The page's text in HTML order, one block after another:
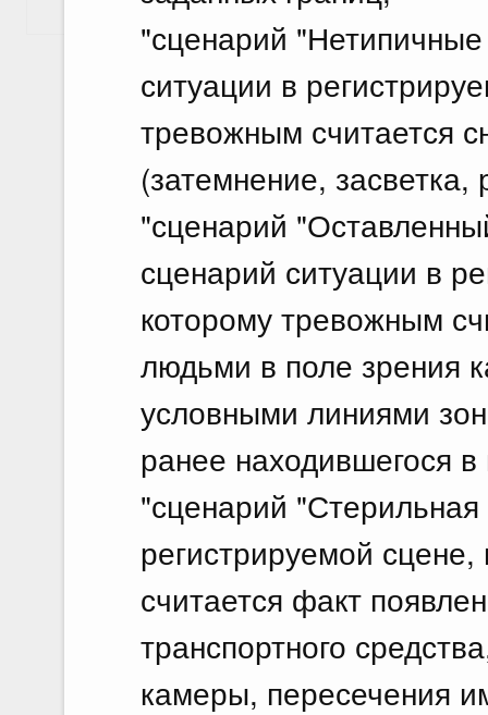
"сценарий
ситуации в
тревожным считается
(затемнение,
"сценарий
сценарий ситуации в
которому тревожным
людьми в поле зрения
условными линиями
ранее находившегося
"сценарий
регистрируемой
считается факт
транспортного
камеры, пересечения
Показать еще